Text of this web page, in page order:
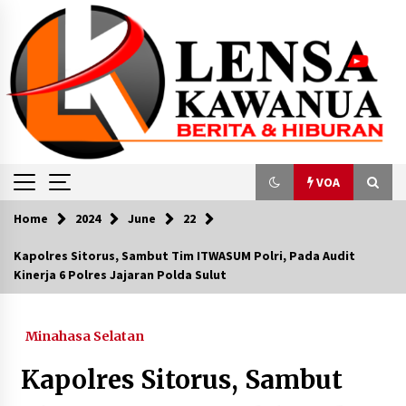
content
VOA
VOA
Kekacauan Terjadi di Parlemen Inggris Saat
‘Food Estate’ Dikritik, Mentan Klaim Sudah
Panen Jagung
Home 2024 June 22
Kapolres Sitorus, Sambut Tim ITWASUM Polri, Pada Audit
Kinerja 6 Polres Jajaran Polda Sulut
Minahasa Selatan
Kapolres Sitorus, Sambut